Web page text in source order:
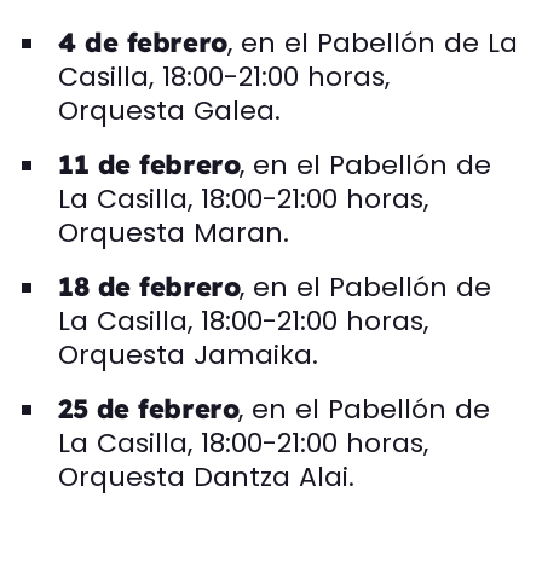
4 de febrero, en el Pabellón de La
Casilla, 18:00-21:00 horas,
Orquesta Galea.
11 de febrero, en el Pabellón de
La Casilla, 18:00-21:00 horas,
Orquesta Maran.
18 de febrero, en el Pabellón de
La Casilla, 18:00-21:00 horas,
Orquesta Jamaika.
25 de febrero, en el Pabellón de
La Casilla, 18:00-21:00 horas,
Orquesta Dantza Alai.